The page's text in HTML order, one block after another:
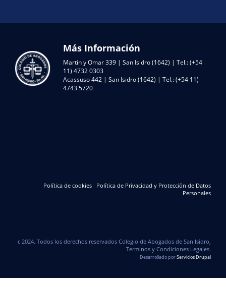
Más Información
Martin y Omar 339 | San Isidro (1642) | Tel.: (+54
11) 4732 0303
Acassuso 442 | San Isidro (1642) | Tel.: (+54 11)
4743 5720
Política de cookies
Política de Privacidad y Protección de Datos
Personales
c 2024. Todos los derechos reservados Colegio de Abogados de San Isidro,
Terminos y Condiciones Legales.
Desarrollado porServicios Drupal